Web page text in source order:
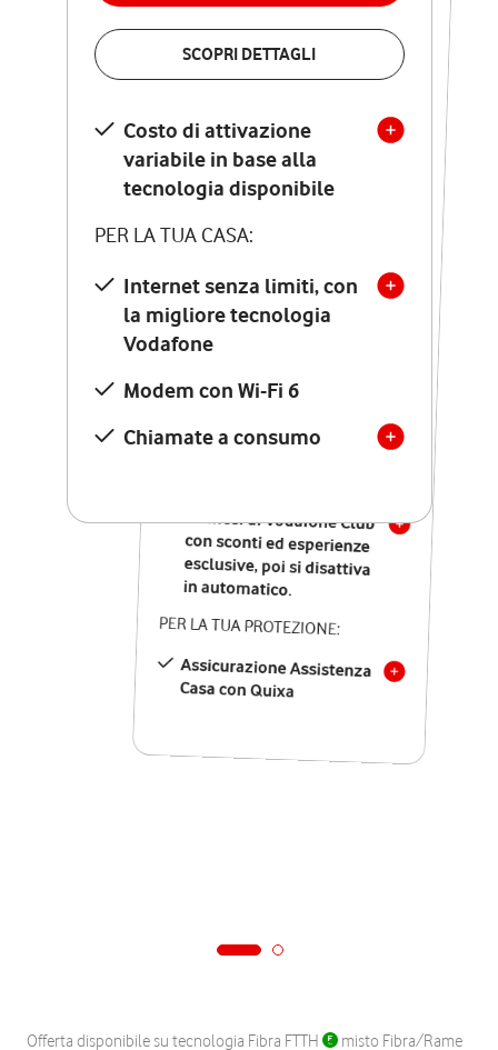
SCOPRI DETTAGLI
Costo di attivazione
variabile in base alla
tecnologia disponibile
PER LA TUA CASA:
Internet senza limiti, con
la migliore tecnologia
Vodafone
Modem con Wi-Fi 6
Chiamate a consumo
VERIFICA LA COPERTURA
Costo di attivazione
variabile in base alla
tecnologia disponibile
PER LA TUA CASA:
Internet senza limiti, con
la migliore tecnologia
Vodafone
Modem Seven con Wi-Fi 7
Chiamate illimitate verso
numeri fissi e mobili
nazionali
12 mesi di Vodafone Club
con sconti ed esperienze
esclusive, poi si disattiva
in automatico.
PER LA TUA PROTEZIONE:
Assicurazione Assistenza
Casa con Quixa
Offerta disponibile su tecnologia Fibra FTTH
misto Fibra/Rame